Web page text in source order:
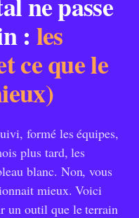
: les
ce que le
formé les équipes,
plus tard, les
blanc. Non, vous
mieux. Voici
un outil que le terrain